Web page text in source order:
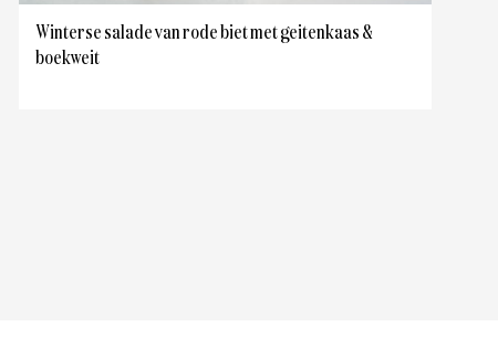
Winterse salade van rode biet met geitenkaas &
boekweit